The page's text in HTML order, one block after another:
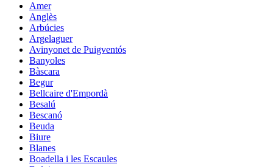
Amer
Anglès
Arbúcies
Argelaguer
Avinyonet de Puigventós
Banyoles
Bàscara
Begur
Bellcaire d'Empordà
Besalú
Bescanó
Beuda
Biure
Blanes
Boadella i les Escaules